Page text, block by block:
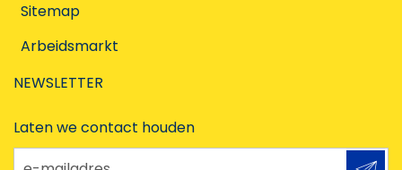
Sitemap
Arbeidsmarkt
NEWSLETTER
Laten we contact houden
e-mailadres